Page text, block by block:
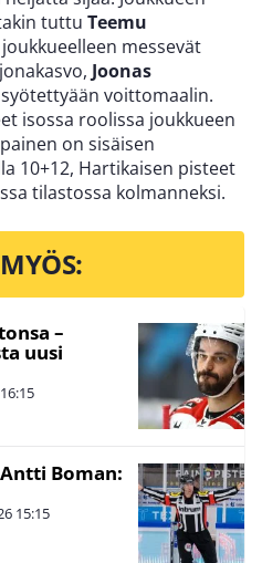
tuttu Teemu
messevät
Joonas
voittomaalin.
isossa roolissa joukkueen
on sisäisen
10+12, Hartikaisen pisteet
tilastossa kolmanneksi.
–
uusi
16:15
Boman:
15:15